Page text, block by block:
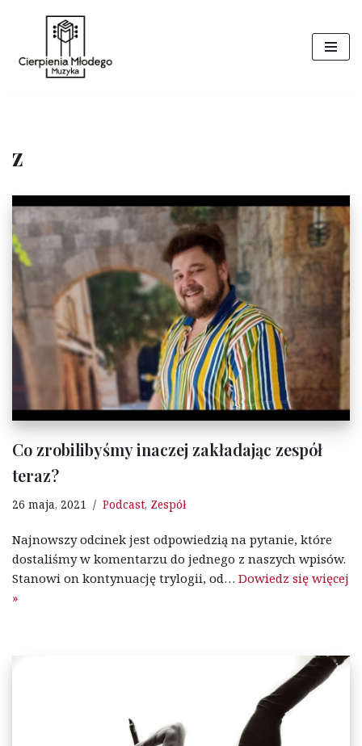
Przejdź
do
z
Co zrobilibyśmy inaczej zakładając zespół
teraz?
26 maja, 2021 Podcast, Zespół
Najnowszy odcinek jest odpowiedzią na pytanie, które
dostaliśmy w komentarzu do jednego z naszych wpisów.
Stanowi on kontynuację trylogii, od… Dowiedz się więcej
»